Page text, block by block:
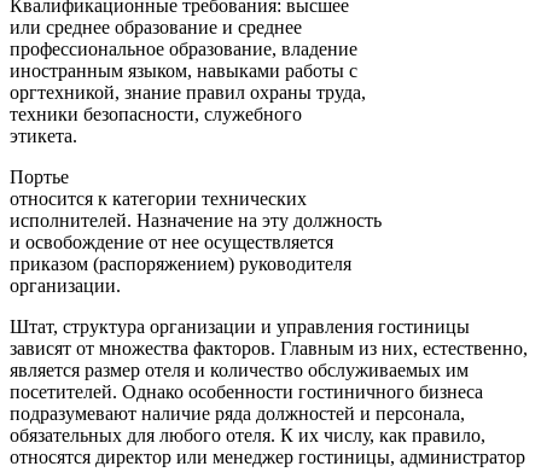
Квалификационные требования: высшее
или среднее образование и среднее
профессиональное образование, владение
иностранным языком, навыками работы с
оргтехникой, знание правил охраны труда,
техники безопасности, служебного
этикета.
Портье
относится к категории технических
исполнителей. Назначение на эту должность
и освобождение от нее осуществляется
приказом (распоряжением) руководителя
организации.
Штат, структура организации и управления гостиницы
зависят от множества факторов. Главным из них, естественно,
является размер отеля и количество обслуживаемых им
посетителей. Однако особенности гостиничного бизнеса
подразумевают наличие ряда должностей и персонала,
обязательных для любого отеля. К их числу, как правило,
относятся директор или менеджер гостиницы, администратор